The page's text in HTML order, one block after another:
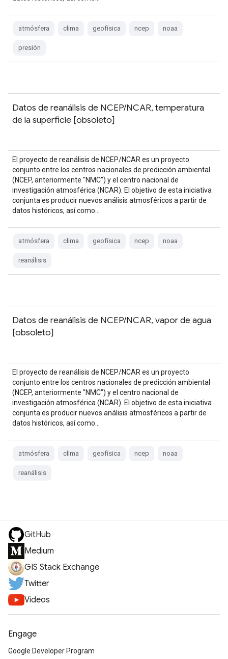
atmósfera clima geofísica ncep noaa
presión
Datos de reanálisis de NCEP/NCAR, temperatura
de la superficie [obsoleto]
El proyecto de reanálisis de NCEP/NCAR es un proyecto
conjunto entre los centros nacionales de predicción ambiental
(NCEP, anteriormente "NMC") y el centro nacional de
investigación atmosférica (NCAR). El objetivo de esta iniciativa
conjunta es producir nuevos análisis atmosféricos a partir de
datos históricos, así como…
atmósfera clima geofísica ncep noaa
reanálisis
Datos de reanálisis de NCEP/NCAR, vapor de agua
[obsoleto]
El proyecto de reanálisis de NCEP/NCAR es un proyecto
conjunto entre los centros nacionales de predicción ambiental
(NCEP, anteriormente "NMC") y el centro nacional de
investigación atmosférica (NCAR). El objetivo de esta iniciativa
conjunta es producir nuevos análisis atmosféricos a partir de
datos históricos, así como…
atmósfera clima geofísica ncep noaa
reanálisis
GitHub
Medium
GIS Stack Exchange
Twitter
Videos
Engage
Google Developer Program